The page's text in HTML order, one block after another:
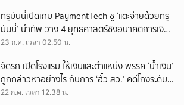
ทรูมันนี่เปิดเกม PaymentTech ชู ‘แตะจ่ายด้วยทรู
มันนี่’ นำทัพ วาง 4 ยุทธศาสตร์ชิงอนาคตการเงิน
ดิจิทัล
23 ก.ค. เวลา 02.50 น.
จัดรถ เปิดโรงแรม ให้เงินและตำแหน่ง พรรค ‘น้ำเงิน’
ถูกกล่าวหาอย่างไร กับการ ‘ฮั้ว สว.’ คดีโกงระดับ
ประเทศ
22 ก.ค. เวลา 12.38 น.